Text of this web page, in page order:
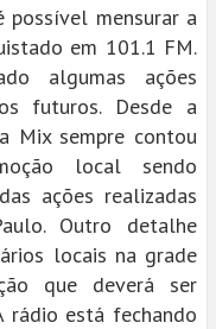
possível mensurar a
em 101.1 FM.
algumas ações
futuros. Desde a
Mix sempre contou
local sendo
ações realizadas
Outro detalhe
locais na grade
que deverá ser
rádio está fechando